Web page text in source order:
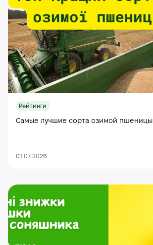
Рейтинги
Самые лучшие сорта озимой пшеницы
01.07.2026